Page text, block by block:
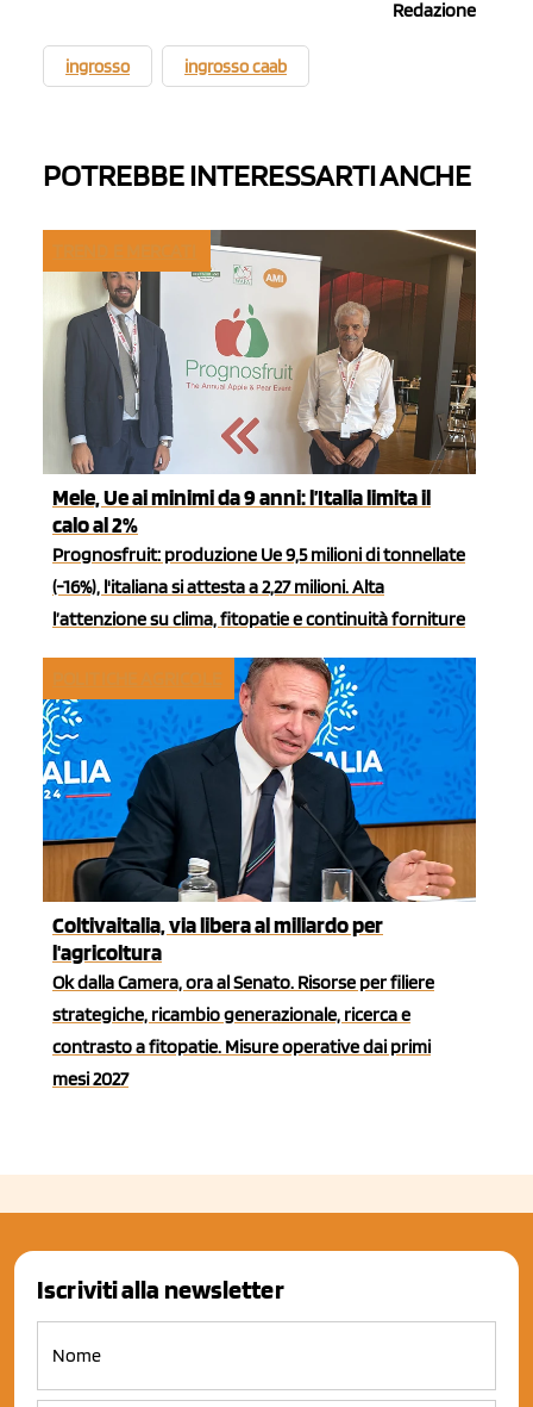
Redazione
ingrosso ingrosso caab
POTREBBE INTERESSARTI ANCHE
Mele, Ue ai minimi da 9 anni: l’Italia limita il
calo al 2%
Prognosfruit: produzione Ue 9,5 milioni di tonnellate
(-16%), l'italiana si attesta a 2,27 milioni. Alta
l’attenzione su clima, fitopatie e continuità forniture
Coltivaitalia, via libera al miliardo per
l'agricoltura
Ok dalla Camera, ora al Senato. Risorse per filiere
strategiche, ricambio generazionale, ricerca e
contrasto a fitopatie. Misure operative dai primi
mesi 2027
Iscriviti alla newsletter